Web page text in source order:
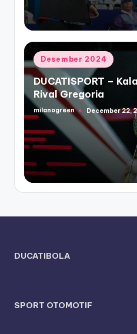
Posted
in
Desember 2024
DUCATISPORT –
Rival Gregoria
Posted
by
milanogreen December 22,
DUCATIBOLA
SPORT OTOMOTIF